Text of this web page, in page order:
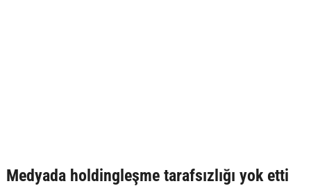
Medyada holdingleşme tarafsızlığı yok etti